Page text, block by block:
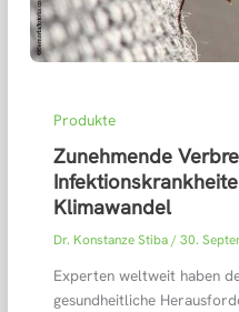
Produkte
Zunehmende
Klimawandel
Dr. Konstanze Stiba/30.
Experten weltweit haben
gesundheitliche